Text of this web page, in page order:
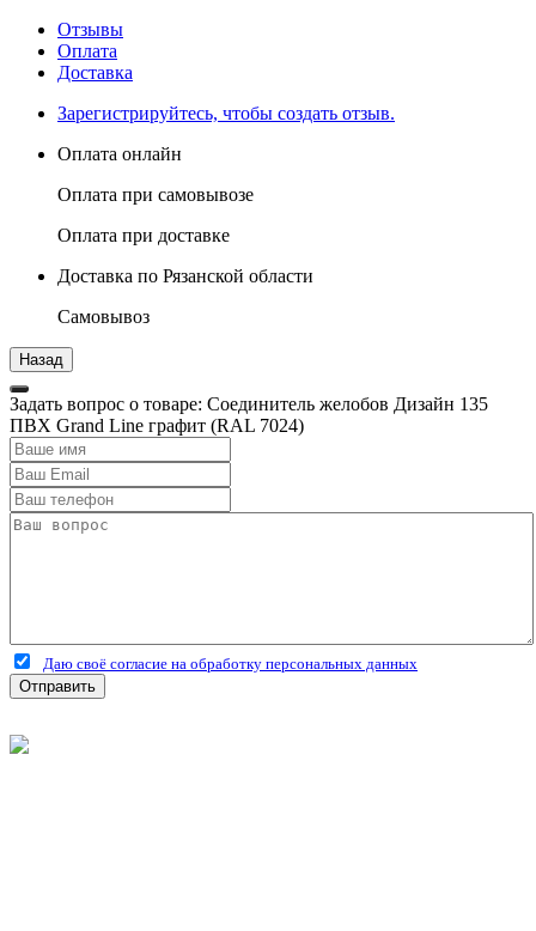
Отзывы
Оплата
Доставка
Зарегистрируйтесь, чтобы создать отзыв.
Оплата онлайн
Оплата при самовывозе
Оплата при доставке
Доставка по Рязанской области
Самовывоз
Задать вопрос о товаре: Соединитель желобов Дизайн 135
ПВХ Grand Line графит (RAL 7024)
Даю своё согласие на обработку персональных данных
Отправить